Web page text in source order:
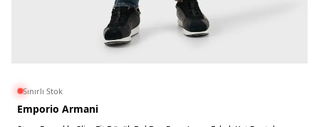
Sınırlı Stok
Emporio Armani